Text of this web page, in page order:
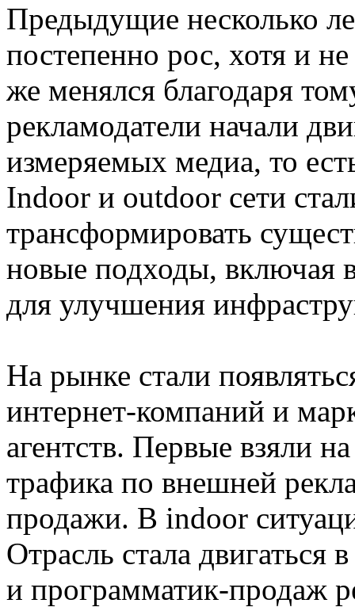
Предыдущие несколько
постепенно рос, хотя и
же менялся благодаря
рекламодатели начали
измеряемых медиа, то
Indoor и outdoor сети
трансформировать
новые подходы, включая
для улучшения
На рынке стали
интернет-компаний и
агентств. Первые взяли
трафика по внешней
продажи. В indoor
Отрасль стала
и программатик-продаж